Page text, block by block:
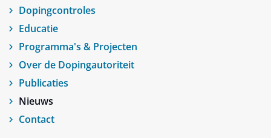
Dopingcontroles
Educatie
Programma's & Projecten
Over de Dopingautoriteit
Publicaties
Nieuws
Contact